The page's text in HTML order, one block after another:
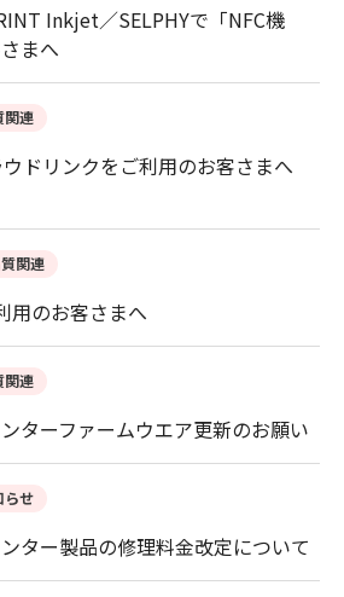
Inkjet／SELPHYで「NFC機
まへ
関連
ドリンクをご利用のお客さまへ
関連
用のお客さまへ
関連
ターファームウエア更新のお願い
らせ
ター製品の修理料金改定について